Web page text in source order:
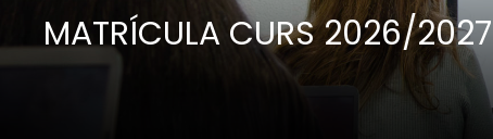
MATRÍCULA CURS 2026/2027